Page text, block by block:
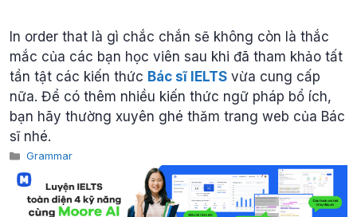
In order that là gì chắc chắn sẽ không còn là thắc
mắc của các bạn học viên sau khi đã tham khảo tất
tần tật các kiến thức Bác sĩ IELTS vừa cung cấp
nữa. Để có thêm nhiều kiến thức ngữ pháp bổ ích,
bạn hãy thường xuyên ghé thăm trang web của Bác
sĩ nhé.
Categories
Grammar